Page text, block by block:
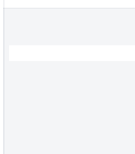
dLibra
w oparciu o system